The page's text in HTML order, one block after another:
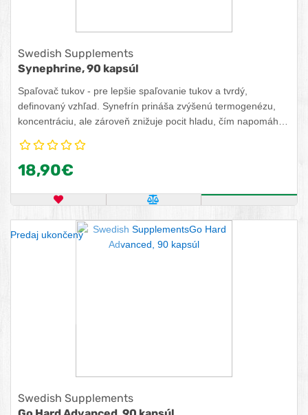
Swedish Supplements
Synephrine, 90 kapsúl
Spaľovač tukov - pre lepšie spaľovanie tukov a tvrdý,
definovaný vzhľad. Synefrín prináša zvýšenú termogenézu,
koncentráciu, ale zároveň znižuje pocit hladu, čím napomáha
18,90€
OBĽÚBENÝ PRODUKTPOROVNAŤ PRODUKTZISTITE
Predaj ukončený
Swedish Supplements